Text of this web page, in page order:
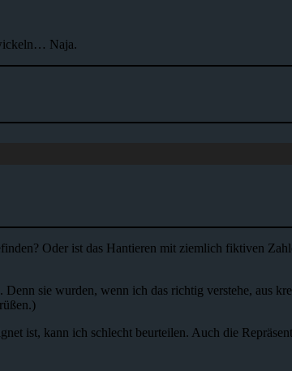
Naja.
Oder ist das Hantieren mit ziemlich fiktiven
sie wurden, wenn ich das richtig verstehe, aus
ist, kann ich schlecht beurteilen. Auch die